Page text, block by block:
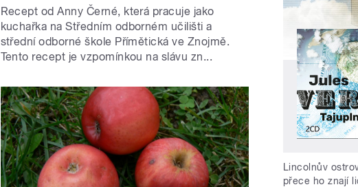
Recept od Anny Černé, která pracuje jako
kuchařka na Středním odborném učilišti a
střední odborné škole Přímětická ve Znojmě.
Tento recept je vzpomínkou na slávu zn...
Lincolnův
přece ho znají